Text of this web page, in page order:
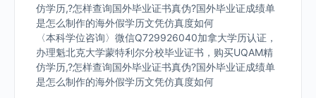
仿学历,?怎样查询国外毕业证书真伪?国外毕业证成绩单
是怎么制作的海外假学历文凭仿真度如何
〈本科学位咨询〉微信Q729926040加拿大学历认证，
办理魁北克大学蒙特利尔分校毕业证书，购买UQAM精
仿学历,?怎样查询国外毕业证书真伪?国外毕业证成绩单
是怎么制作的海外假学历文凭仿真度如何